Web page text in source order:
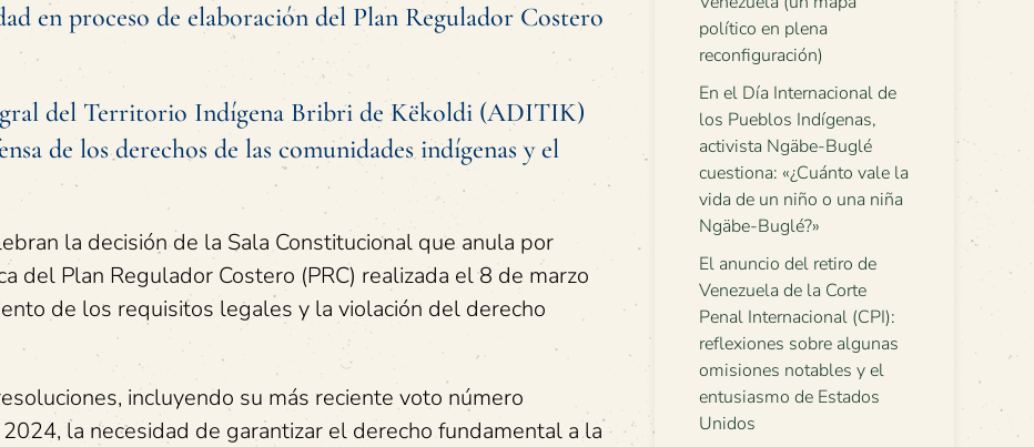
en proceso de elaboración del Plan Regulador Costero
del Territorio Indígena Bribri de Këkoldi (ADITIK)
de los derechos de las comunidades indígenas y el
la decisión de la Sala Constitucional que anula por
del Plan Regulador Costero (PRC) realizada el 8 de marzo
de los requisitos legales y la violación del derecho
incluyendo su más reciente voto número
la necesidad de garantizar el derecho fundamental a la
político en plena
reconfiguración)
En el Día Internacional de
los Pueblos Indígenas,
activista Ngäbe-Buglé
cuestiona: «¿Cuánto vale la
vida de un niño o una niña
Ngäbe-Buglé?»
El anuncio del retiro de
Venezuela de la Corte
Penal Internacional (CPI):
reflexiones sobre algunas
omisiones notables y el
entusiasmo de Estados
Unidos